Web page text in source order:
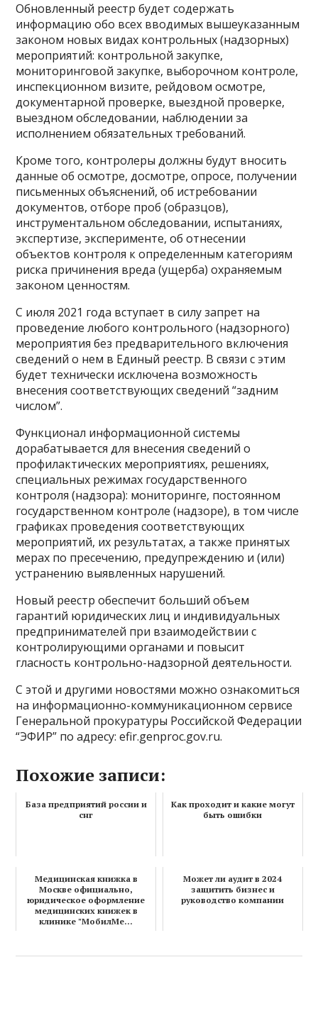
Обновленный реестр будет содержать
информацию обо всех вводимых вышеуказанным
законом новых видах контрольных (надзорных)
мероприятий: контрольной закупке,
мониторинговой закупке, выборочном контроле,
инспекционном визите, рейдовом осмотре,
документарной проверке, выездной проверке,
выездном обследовании, наблюдении за
исполнением обязательных требований.
Кроме того, контролеры должны будут вносить
данные об осмотре, досмотре, опросе, получении
письменных объяснений, об истребовании
документов, отборе проб (образцов),
инструментальном обследовании, испытаниях,
экспертизе, эксперименте, об отнесении
объектов контроля к определенным категориям
риска причинения вреда (ущерба) охраняемым
законом ценностям.
С июля 2021 года вступает в силу запрет на
проведение любого контрольного (надзорного)
мероприятия без предварительного включения
сведений о нем в Единый реестр. В связи с этим
будет технически исключена возможность
внесения соответствующих сведений “задним
числом”.
Функционал информационной системы
дорабатывается для внесения сведений о
профилактических мероприятиях, решениях,
специальных режимах государственного
контроля (надзора): мониторинге, постоянном
государственном контроле (надзоре), в том числе
графиках проведения соответствующих
мероприятий, их результатах, а также принятых
мерах по пресечению, предупреждению и (или)
устранению выявленных нарушений.
Новый реестр обеспечит больший объем
гарантий юридических лиц и индивидуальных
предпринимателей при взаимодействии с
контролирующими органами и повысит
гласность контрольно-надзорной деятельности.
С этой и другими новостями можно ознакомиться
на информационно-коммуникационном сервисе
Генеральной прокуратуры Российской Федерации
“ЭФИР” по адресу: efir.genproc.gov.ru.
Похожие записи:
База предприятий россии и
снг
Как проходит и какие могут
быть ошибки
Медицинская книжка в
Москве официально,
юридическое оформление
медицинских книжек в
клинике "МобилМе...
Может ли аудит в 2024
защитить бизнес и
руководство компании